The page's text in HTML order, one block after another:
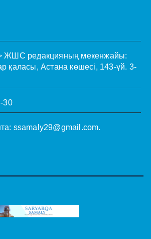
ЖШС редакцияның мекенжайы:
қаласы, Астана көшесі, 143-үй. 3-
30
ssamaly29@gmail.com.